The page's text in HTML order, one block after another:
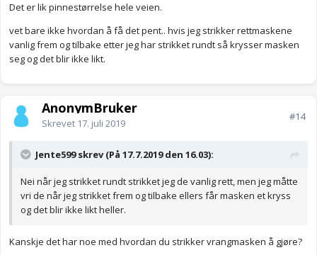
Det er lik pinnestørrelse hele veien.
vet bare ikke hvordan å få det pent.. hvis jeg strikker rettmaskene
vanlig frem og tilbake etter jeg har strikket rundt så krysser masken
seg og det blir ikke likt.
AnonymBruker
Skrevet 17. juli 2019
#14
Jente599 skrev (På 17.7.2019 den 16.03):
Nei når jeg strikket rundt strikket jeg de vanlig rett, men jeg måtte
vri de når jeg strikket frem og tilbake ellers får masken et kryss
og det blir ikke likt heller.
Kanskje det har noe med hvordan du strikker vrangmasken å gjøre?